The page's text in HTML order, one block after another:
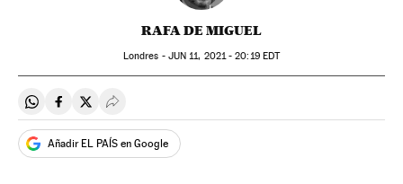
RAFA DE MIGUEL
Londres - JUN 11, 2021 - 20:19EDT
Compartir en Whatsapp
Compartir en Facebook
Compartir en Twitter
Desplegar Redes Sociales
Añadir EL PAÍS en Google